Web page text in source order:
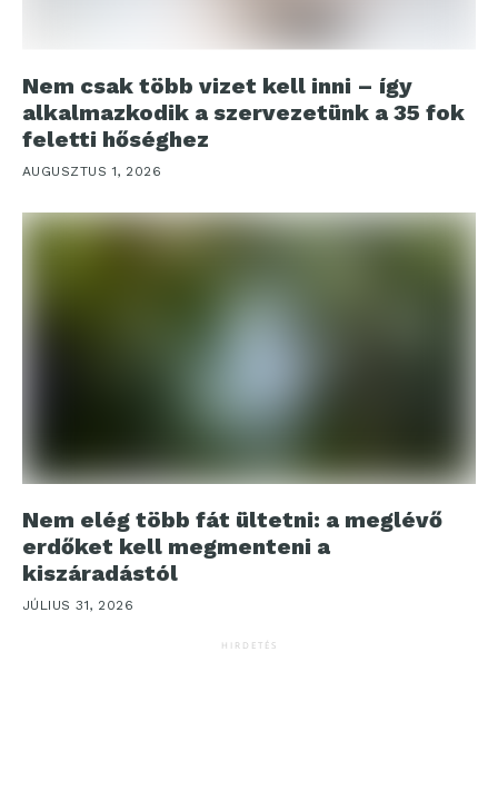
Nem csak több vizet kell inni – így
alkalmazkodik a szervezetünk a 35 fok
feletti hőséghez
AUGUSZTUS 1, 2026
Nem elég több fát ültetni: a meglévő
erdőket kell megmenteni a
kiszáradástól
JÚLIUS 31, 2026
HIRDETÉS